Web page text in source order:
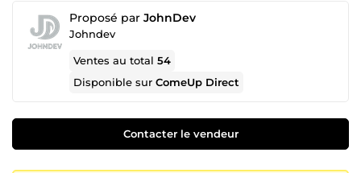
Proposé par JohnDev
Johndev
Ventes au total54
Disponible surComeUp Direct
Contacter le vendeur